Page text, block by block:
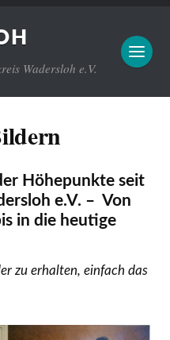
Wadersloh e.V.
Höhepunkte seit
e.V. – Von
in die heutige
zu erhalten, einfach das